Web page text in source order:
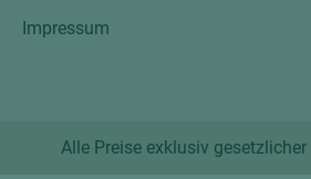
Impressum
Alle Preise exklusiv